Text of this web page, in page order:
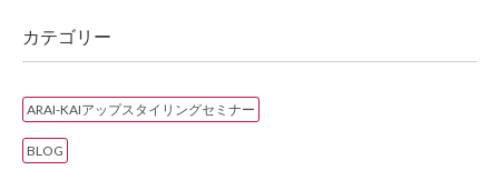
カテゴリー
ARAI-KAIアップスタイリングセミナー
BLOG